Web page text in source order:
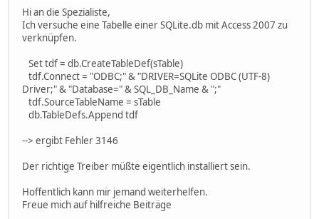
Hi an die Spezialiste,
Ich versuche eine Tabelle einer SQLite.db mit Access 2007 zu
verknüpfen.
Set tdf = db.CreateTableDef(sTable)
tdf.Connect = "ODBC;" & "DRIVER=SQLite ODBC (UTF-8)
Driver;" & "Database=" & SQL_DB_Name & ";"
tdf.SourceTableName = sTable
db.TableDefs.Append tdf
--> ergibt Fehler 3146
Der richtige Treiber müßte eigentlich installiert sein.
Hoffentlich kann mir jemand weiterhelfen.
Freue mich auf hilfreiche Beiträge